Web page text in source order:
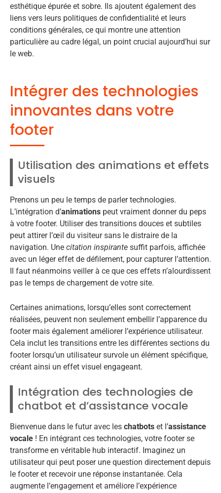
esthétique épurée et sobre. Ils ajoutent également des
liens vers leurs politiques de confidentialité et leurs
conditions générales, ce qui montre une attention
particulière au cadre légal, un point crucial aujourd’hui sur
le web.
Intégrer des technologies
innovantes dans votre
footer
Utilisation des animations et effets
visuels
Prenons un peu le temps de parler technologies.
L’intégration d’animations peut vraiment donner du peps
à votre footer. Utiliser des transitions douces et subtiles
peut attirer l’œil du visiteur sans le distraire de la
navigation. Une citation inspirante suffit parfois, affichée
avec un léger effet de défilement, pour capturer l’attention.
Il faut néanmoins veiller à ce que ces effets n’alourdissent
pas le temps de chargement de votre site.
Certaines animations, lorsqu’elles sont correctement
réalisées, peuvent non seulement embellir l’apparence du
footer mais également améliorer l’expérience utilisateur.
Cela inclut les transitions entre les différentes sections du
footer lorsqu’un utilisateur survole un élément spécifique,
créant ainsi un effet visuel engageant.
Intégration des technologies de
chatbot et d’assistance vocale
Bienvenue dans le futur avec les chatbots et l’assistance
vocale ! En intégrant ces technologies, votre footer se
transforme en véritable hub interactif. Imaginez un
utilisateur qui peut poser une question directement depuis
le footer et recevoir une réponse instantanée. Cela
augmente l’engagement et améliore l’expérience